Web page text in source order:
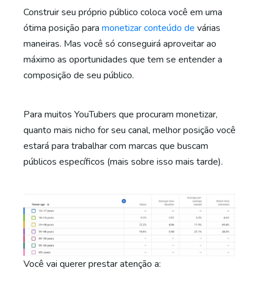
Construir seu próprio público coloca você em uma
ótima posição para monetizar conteúdo de várias
maneiras. Mas você só conseguirá aproveitar ao
máximo as oportunidades que tem se entender a
composição de seu público.
Para muitos YouTubers que procuram monetizar,
quanto mais nicho for seu canal, melhor posição você
estará para trabalhar com marcas que buscam
públicos específicos (mais sobre isso mais tarde).
Você vai querer prestar atenção a: